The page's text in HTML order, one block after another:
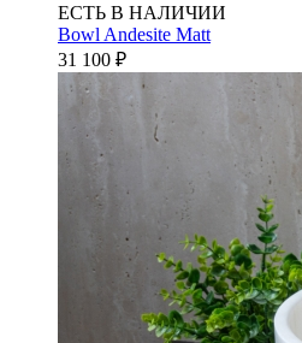
ЕСТЬ В НАЛИЧИИ
Bowl Andesite Matt
31 100 ₽